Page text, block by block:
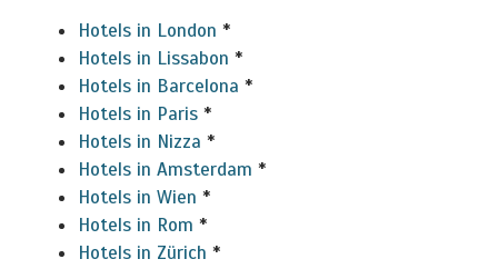
Hotels in London *
Hotels in Lissabon *
Hotels in Barcelona *
Hotels in Paris *
Hotels in Nizza *
Hotels in Amsterdam *
Hotels in Wien *
Hotels in Rom *
Hotels in Zürich *